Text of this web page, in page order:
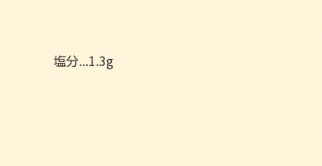
塩分...1.3g